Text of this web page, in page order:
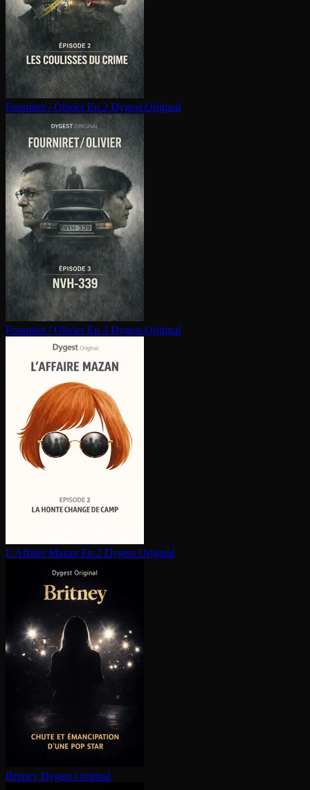
Fourniret / Olivier Ep.2 Dygest Original
Fourniret / Olivier Ep.3 Dygest Original
L'Affaire Mazan Ep.2 Dygest Original
Britney Dygest Original